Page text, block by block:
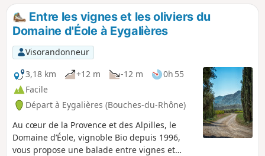
Entre les vignes et les oliviers du
Domaine d'Éole à Eygalières
Visorandonneur
3,18 km
+12 m -12 m
0h 55
Facile
Départ à Eygalières (Bouches-du-Rhône)
Au cœur de la Provence et des Alpilles, le
Domaine d’Éole, vignoble Bio depuis 1996,
vous propose une balade entre vignes et